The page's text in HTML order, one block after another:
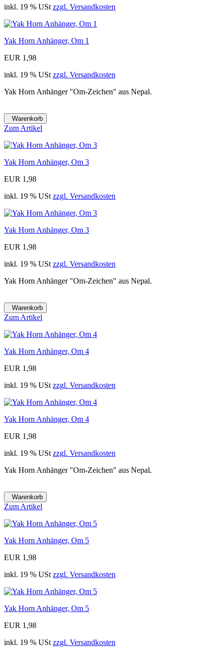
inkl. 19 % USt zzgl. Versandkosten
Yak Horn Anhänger, Om 1
EUR 1,98
inkl. 19 % USt zzgl. Versandkosten
Yak Horn Anhänger "Om-Zeichen" aus Nepal.
Warenkorb
Zum Artikel
Yak Horn Anhänger, Om 3
EUR 1,98
inkl. 19 % USt zzgl. Versandkosten
Yak Horn Anhänger, Om 3
EUR 1,98
inkl. 19 % USt zzgl. Versandkosten
Yak Horn Anhänger "Om-Zeichen" aus Nepal.
Warenkorb
Zum Artikel
Yak Horn Anhänger, Om 4
EUR 1,98
inkl. 19 % USt zzgl. Versandkosten
Yak Horn Anhänger, Om 4
EUR 1,98
inkl. 19 % USt zzgl. Versandkosten
Yak Horn Anhänger "Om-Zeichen" aus Nepal.
Warenkorb
Zum Artikel
Yak Horn Anhänger, Om 5
EUR 1,98
inkl. 19 % USt zzgl. Versandkosten
Yak Horn Anhänger, Om 5
EUR 1,98
inkl. 19 % USt zzgl. Versandkosten